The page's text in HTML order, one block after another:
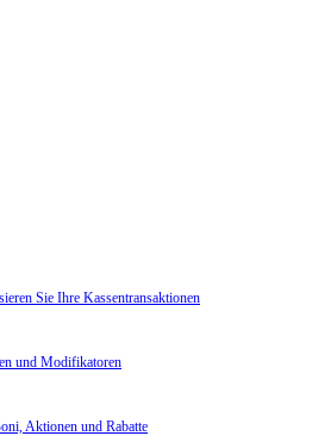
Sie Ihre Kassen­transaktionen
und Modifikatoren
Aktionen und Rabatte